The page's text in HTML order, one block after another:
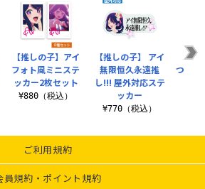
【推しの子】アイ
フォト風ミニステ
ッカー2枚セット
¥880（税込）
【推しの子】 アイ
無限恒久永遠推
し!!! 屋外対応ステ
ッカー
¥770（税込）
【推
つまま
ご利用規約
員規約・ポイント規約